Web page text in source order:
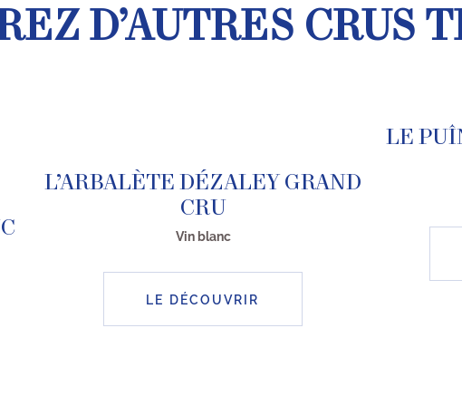
D’AUTRES CRUS
L’ARBALÈTE DÉZALEY GRAND
CRU
Vin blanc
LE DÉCOUVRIR
LE